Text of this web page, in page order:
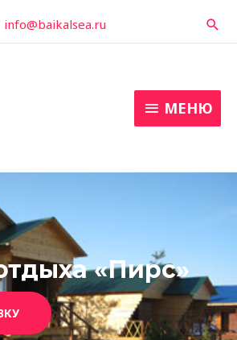
info@baikalsea.ru
МЕНЮ
«Пирс»